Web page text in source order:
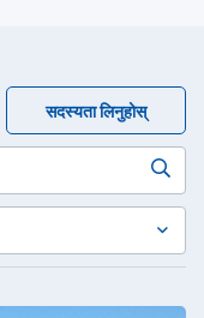
सदस्यता लिनुहोस्